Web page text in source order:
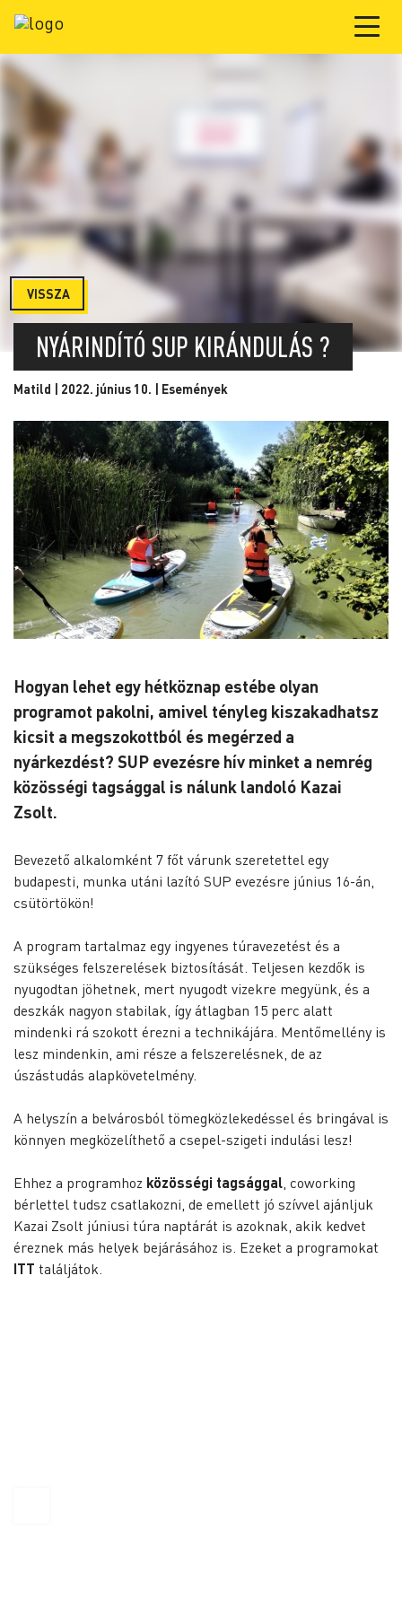
VISSZA
NYÁRINDÍTÓ SUP KIRÁNDULÁS ?
Matild | 2022. június 10. | Események
Hogyan lehet egy hétköznap estébe olyan
programot pakolni, amivel tényleg kiszakadhatsz
kicsit a megszokottból és megérzed a
nyárkezdést? SUP evezésre hív minket a nemrég
közösségi tagsággal is nálunk landoló Kazai
Zsolt.
Bevezető alkalomként 7 főt várunk szeretettel egy
budapesti, munka utáni lazító SUP evezésre június 16-án,
csütörtökön!
A program tartalmaz egy ingyenes túravezetést és a
szükséges felszerelések biztosítását. Teljesen kezdők is
nyugodtan jöhetnek, mert nyugodt vizekre megyünk, és a
deszkák nagyon stabilak, így átlagban 15 perc alatt
mindenki rá szokott érezni a technikájára. Mentőmellény is
lesz mindenkin, ami része a felszerelésnek, de az
úszástudás alapkövetelmény.
A helyszín a belvárosból tömegközlekedéssel és bringával is
könnyen megközelíthető a csepel-szigeti indulási lesz!
Ehhez a programhoz közösségi tagsággal, coworking
bérlettel tudsz csatlakozni, de emellett jó szívvel ajánljuk
Kazai Zsolt júniusi túra naptárát is azoknak, akik kedvet
éreznek más helyek bejárásához is. Ezeket a programokat
ITT találjátok.